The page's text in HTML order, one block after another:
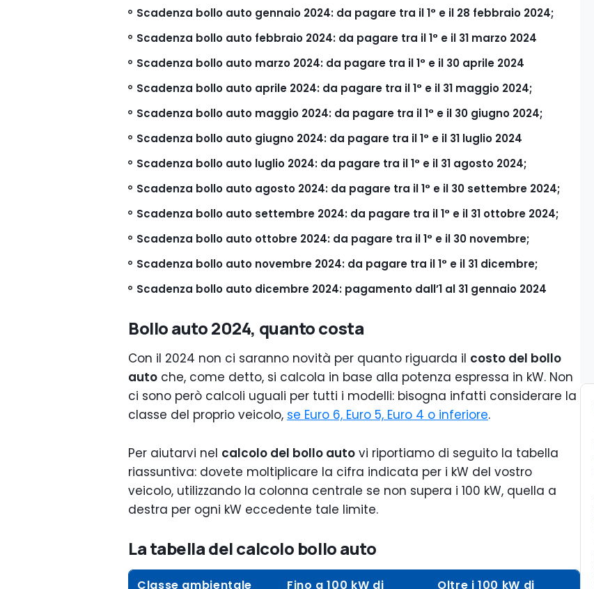
Scadenza bollo auto gennaio 2024: da pagare tra il 1° e il 28 febbraio 2024;
Scadenza bollo auto febbraio 2024: da pagare tra il 1° e il 31 marzo 2024
Scadenza bollo auto marzo 2024: da pagare tra il 1° e il 30 aprile 2024
Scadenza bollo auto aprile 2024: da pagare tra il 1° e il 31 maggio 2024;
Scadenza bollo auto maggio 2024: da pagare tra il 1° e il 30 giugno 2024;
Scadenza bollo auto giugno 2024: da pagare tra il 1° e il 31 luglio 2024
Scadenza bollo auto luglio 2024: da pagare tra il 1° e il 31 agosto 2024;
Scadenza bollo auto agosto 2024: da pagare tra il 1° e il 30 settembre 2024;
Scadenza bollo auto settembre 2024: da pagare tra il 1° e il 31 ottobre 2024;
Scadenza bollo auto ottobre 2024: da pagare tra il 1° e il 30 novembre;
Scadenza bollo auto novembre 2024: da pagare tra il 1° e il 31 dicembre;
Scadenza bollo auto dicembre 2024: pagamento dall’1 al 31 gennaio 2024
Bollo auto 2024, quanto costa
Con il 2024 non ci saranno novità per quanto riguarda il costo del bollo
auto che, come detto, si calcola in base alla potenza espressa in kW. Non
ci sono però calcoli uguali per tutti i modelli: bisogna infatti considerare la
classe del proprio veicolo, se Euro 6, Euro 5, Euro 4 o inferiore.
Per aiutarvi nel calcolo del bollo auto vi riportiamo di seguito la tabella
riassuntiva: dovete moltiplicare la cifra indicata per i kW del vostro
veicolo, utilizzando la colonna centrale se non supera i 100 kW, quella a
destra per ogni kW eccedente tale limite.
La tabella del calcolo bollo auto
Classe ambientale Fino a 100 kW di Oltre i 100 kW di